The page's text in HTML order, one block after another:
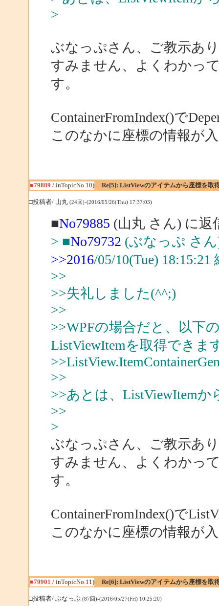
>
ぶなっぷさん、ご教示あ
すみません、よくわかっ
す。
ContainerFromIndex()で
このなかに座標の情報が
■79889 / inTopicNo.10) Re[5]: ListViewのアイテムから座標を取
□投稿者/ 山丸 (24回)-(2016/05/26(Thu) 17:37:03)
■No79885 (山丸 さん) に返
> ■No79732 (ぶなっぷ さ
>>2016/05/10(Tue) 18:15:21
>>
>>失礼しました(^^;)
>>
>>WPFの場合だと、以下
ListViewItemを取得できま
>>
>>あとは、ListViewItem
>>
>
ぶなっぷさん、ご教示あ
すみません、よくわかっ
す。
ContainerFromIndex()で
このなかに座標の情報が
■79901 / inTopicNo.11) Re[6]: ListViewのアイテムから座標を取
□投稿者/ ぶなっぷ (87回)-(2016/05/27(Fri) 10:25:20)